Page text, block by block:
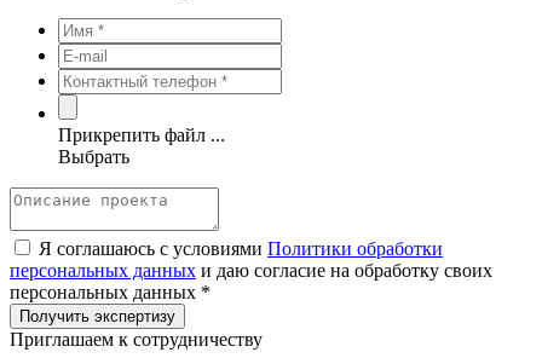
Прикрепить файл ...
Выбрать
Я соглашаюсь с условиями Политики обработки
персональных данных и даю согласие на обработку своих
персональных данных *
Приглашаем к сотрудничеству